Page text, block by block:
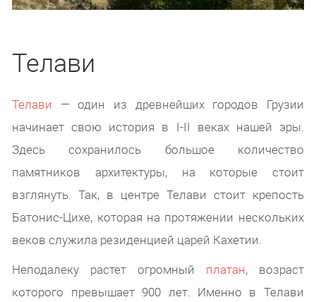
Телави
Телави — один из древнейших городов Грузии
начинает свою история в I-II веках нашей эры.
Здесь сохранилось большое количество
памятников архитектуры, на которые стоит
взглянуть. Так, в центре Телави стоит крепость
Батонис-Цихе, которая на протяжении нескольких
веков служила резиденцией царей Кахетии.
Неподалеку растет огромный платан, возраст
которого превышает 900 лет. Именно в Телави